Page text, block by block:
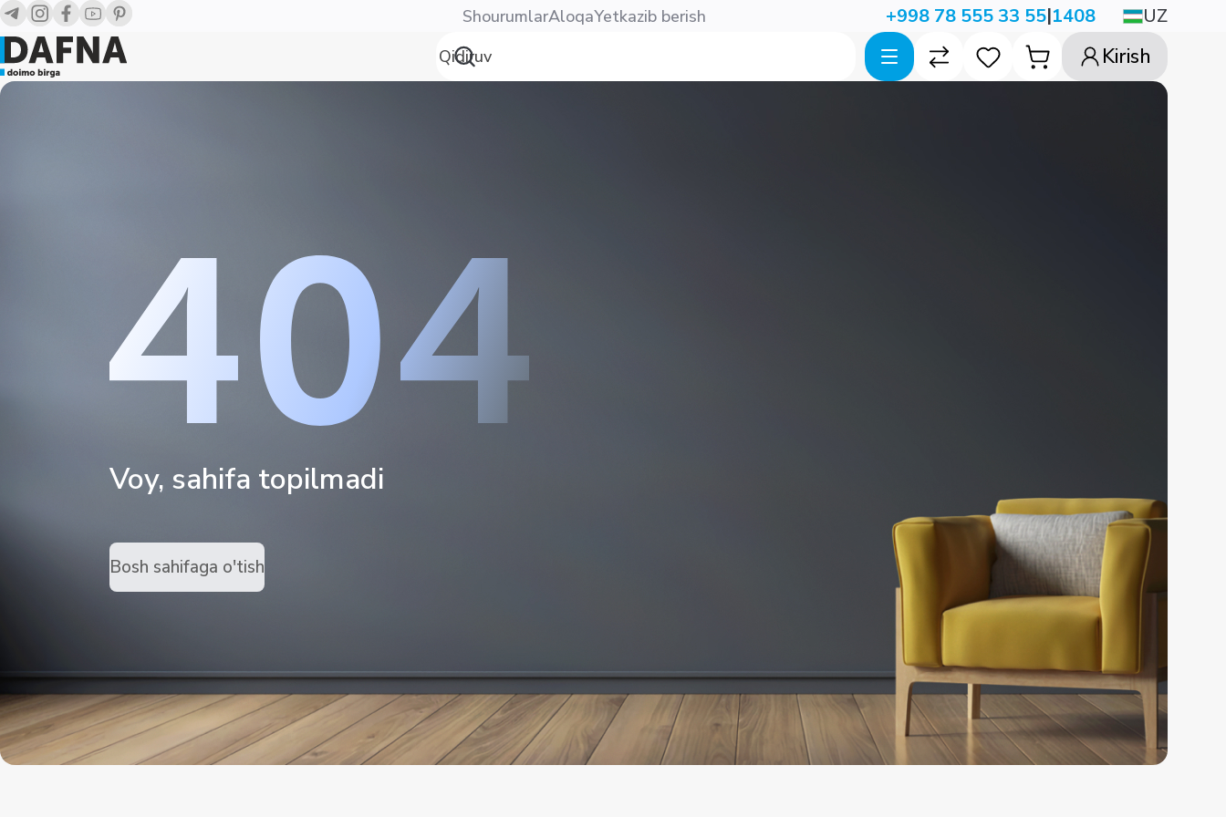
ShourumlarAloqaYetkazib berish +998 78 555 33 55|1408 UZ
Kirish
Voy, sahifa topilmadi
Bosh sahifaga o'tish